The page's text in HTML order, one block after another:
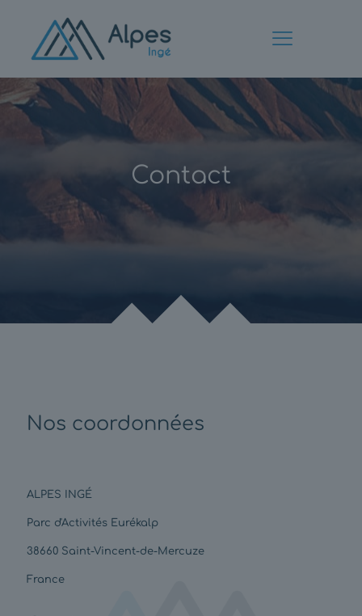
Contact
Nos coordonnées
ALPES INGÉ
Parc d'Activités Eurékalp
38660 Saint-Vincent-de-Mercuze
France